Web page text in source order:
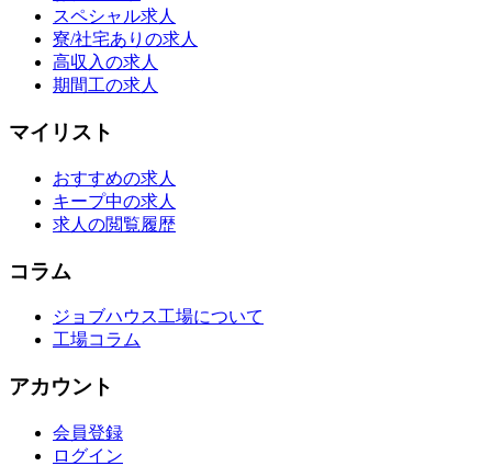
スペシャル求人
寮/社宅ありの求人
高収入の求人
期間工の求人
マイリスト
おすすめの求人
キープ中の求人
求人の閲覧履歴
コラム
ジョブハウス工場について
工場コラム
アカウント
会員登録
ログイン